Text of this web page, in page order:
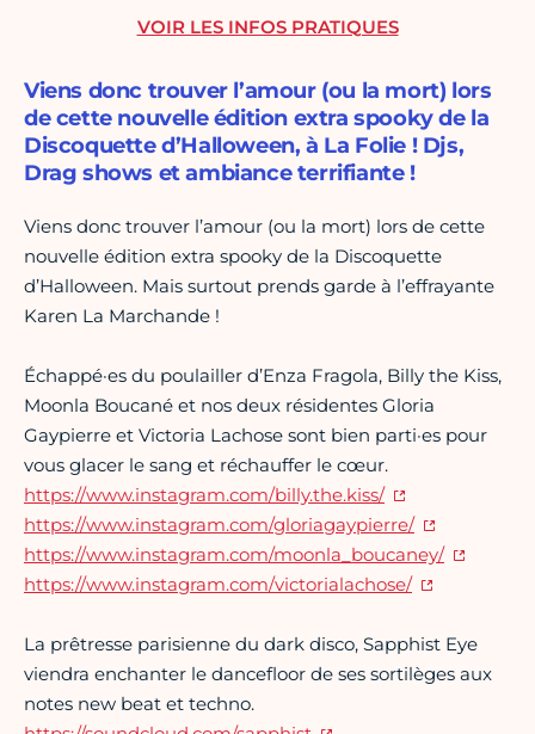
Viens donc trouver l’amour (ou la mort) lors
de cette nouvelle édition extra spooky de la
Discoquette d’Halloween, à La Folie ! Djs,
Drag shows et ambiance terrifiante !
Viens donc trouver l’amour (ou la mort) lors de cette
nouvelle édition extra spooky de la Discoquette
d’Halloween. Mais surtout prends garde à l’effrayante
Karen La Marchande !
Échappé·es du poulailler d’Enza Fragola, Billy the Kiss,
Moonla Boucané et nos deux résidentes Gloria
Gaypierre et Victoria Lachose sont bien parti·es pour
vous glacer le sang et réchauffer le cœur.
https://www.instagram.com/billy.the.kiss/
https://www.instagram.com/gloriagaypierre/
https://www.instagram.com/moonla_boucaney/
https://www.instagram.com/victorialachose/
La prêtresse parisienne du dark disco, Sapphist Eye
viendra enchanter le dancefloor de ses sortilèges aux
notes new beat et techno.
VOIR LES INFOS PRATIQUES